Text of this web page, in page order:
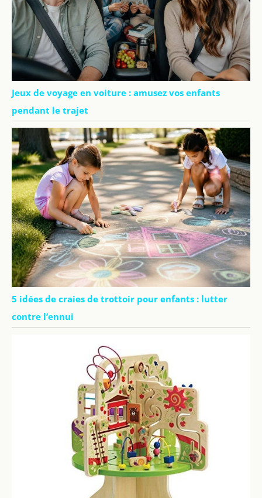
Jeux de voyage en voiture : amusez vos enfants
pendant le trajet
5 idées de craies de trottoir pour enfants : lutter
contre l’ennui